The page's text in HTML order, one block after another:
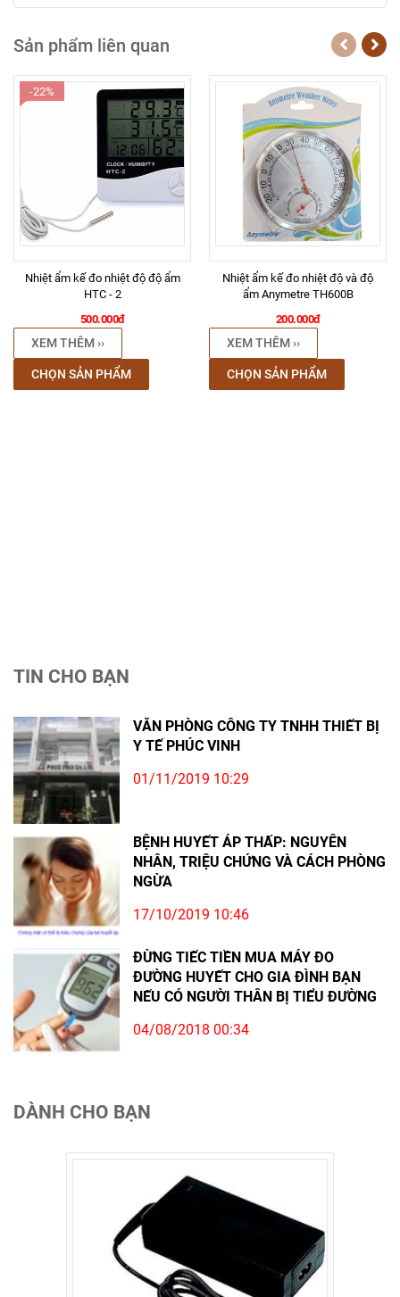
Sản phẩm liên quan
-22%
Nhiệt ẩm kế đo nhiệt độ độ ẩm
HTC - 2
500.000đ
XEM THÊM ››
CHỌN SẢN PHẨM
Nhiệt ẩm kế đo nhiệt độ và độ
ẩm Anymetre TH600B
200.000đ
XEM THÊM ››
CHỌN SẢN PHẨM
TIN CHO BẠN
VĂN PHÒNG CÔNG TY TNHH THIẾT BỊ
Y TẾ PHÚC VINH
01/11/2019 10:29
BỆNH HUYẾT ÁP THẤP: NGUYÊN
NHÂN, TRIỆU CHỨNG VÀ CÁCH PHÒNG
NGỪA
17/10/2019 10:46
ĐỪNG TIẾC TIỀN MUA MÁY ĐO
ĐƯỜNG HUYẾT CHO GIA ĐÌNH BẠN
NẾU CÓ NGƯỜI THÂN BỊ TIỂU ĐƯỜNG
04/08/2018 00:34
DÀNH CHO BẠN